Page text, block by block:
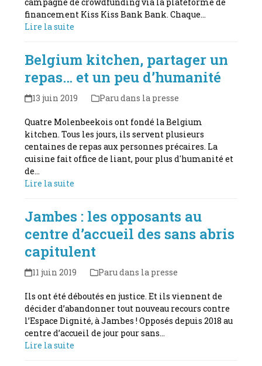
financement Kiss Kiss Bank Bank. Chaque…
Lire la suite
Belgium kitchen, partager un
repas… et un peu d’humanité
13 juin 2019 Paru dans la presse
Quatre Molenbeekois ont fondé la Belgium
kitchen. Tous les jours, ils servent plusieurs
centaines de repas aux personnes précaires. La
cuisine fait office de liant, pour plus d'humanité et
de…
Lire la suite
Jambes : les opposants au
centre d’accueil des sans abris
capitulent
11 juin 2019 Paru dans la presse
Ils ont été déboutés en justice. Et ils viennent de
décider d’abandonner tout nouveau recours contre
l’Espace Dignité, à Jambes ! Opposés depuis 2018 au
centre d’accueil de jour pour sans…
Lire la suite